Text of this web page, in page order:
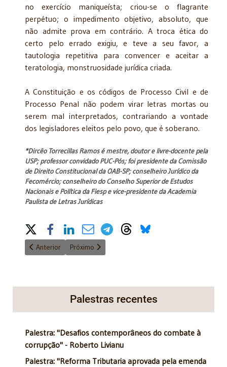
no exercício maniqueísta; criou-se o flagrante
perpétuo; o impedimento objetivo, absoluto, que
não admite prova em contrário. A troca ética do
certo pelo errado exigiu, e teve a seu favor, a
tautologia repetitiva para convencer e aceitar a
teratologia, monstruosidade jurídica criada.
A Constituição e os códigos de Processo Civil e de
Processo Penal não podem virar letras mortas ou
serem mal interpretados, contrariando a vontade
dos legisladores eleitos pelo povo, que é soberano.
*Dircêo Torrecillas Ramos é mestre, doutor e livre-docente pela
USP; professor convidado PUC-Pós; foi presidente da Comissão
de Direito Constitucional da OAB-SP; conselheiro Jurídico da
Fecomércio; conselheiro do Conselho Superior de Estudos
Nacionais e Política da Fiesp e vice-presidente da Academia
Paulista de Letras Jurídicas
Share on Social Media
Artigo anterior: O que a Coreia do Sul ensina
Anterior Próximo artigo: IPTU progressivo por disfunção
Próximo
Palestras recentes
Palestra: "Desafios contemporâneos do combate à
corrupção" - Roberto Livianu
Palestra: "Reforma Tributaria aprovada pela emenda